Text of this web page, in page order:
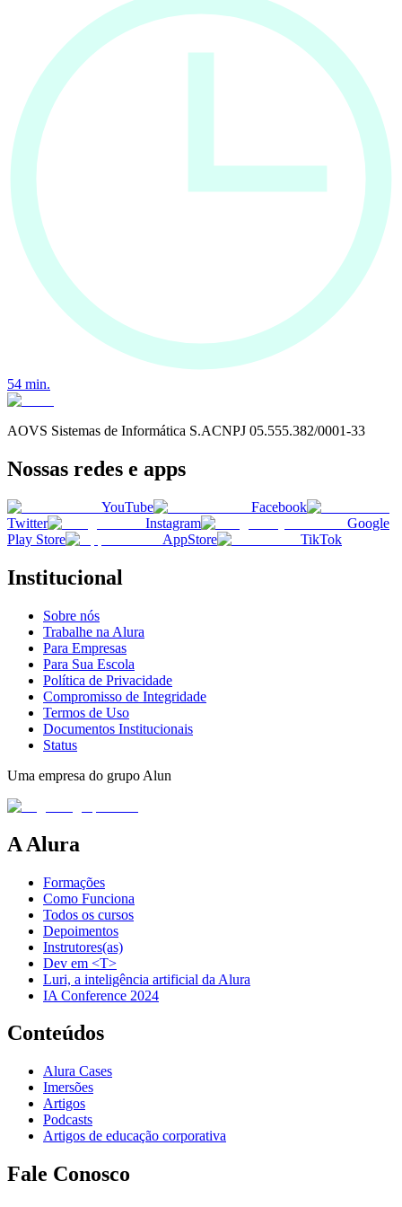
54 min.
AOVS Sistemas de Informática S.ACNPJ 05.555.382/0001-33
Nossas redes e apps
YouTube
Facebook
Twitter
Instagram
Google
Play Store
AppStore TikTok
Institucional
Sobre nós
Trabalhe na Alura
Para Empresas
Para Sua Escola
Política de Privacidade
Compromisso de Integridade
Termos de Uso
Documentos Institucionais
Status
Uma empresa do grupo Alun
A Alura
Formações
Como Funciona
Todos os cursos
Depoimentos
Instrutores(as)
Dev em <T>
Luri, a inteligência artificial da Alura
IA Conference 2024
Conteúdos
Alura Cases
Imersões
Artigos
Podcasts
Artigos de educação corporativa
Fale Conosco